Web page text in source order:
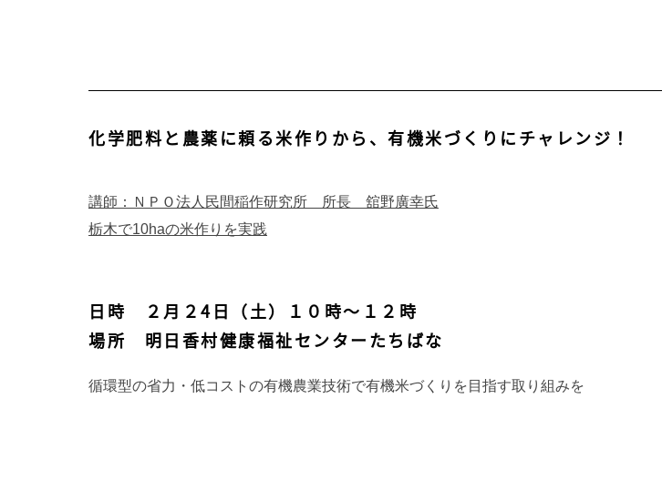
化学肥料と農薬に頼る米作りから、有機米づくりにチャレンジ！
講師：ＮＰＯ法人民間稲作研究所 所長 舘野廣幸氏
栃木で10haの米作りを実践
日時 ２月２4日（土）１０時～１２時
場所 明日香村健康福祉センターたちばな
循環型の省力・低コストの有機農業技術で有機米づくりを目指す取り組みを